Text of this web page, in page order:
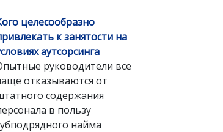
целесообразно
к занятости на
аутсорсинга
руководители все
отказываются от
содержания
в пользу
найма